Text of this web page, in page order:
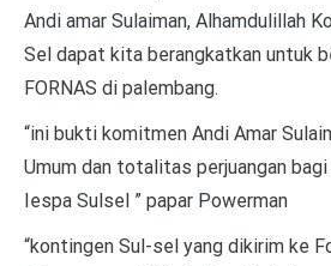
Andi amar Sulaiman, Alhamdulillah
Sel dapat kita berangkatkan untuk
FORNAS di palembang.
“ini bukti komitmen Andi Amar
Umum dan totalitas perjuangan
Iespa Sulsel ” papar Powerman
“kontingen Sul-sel yang dikirim ke